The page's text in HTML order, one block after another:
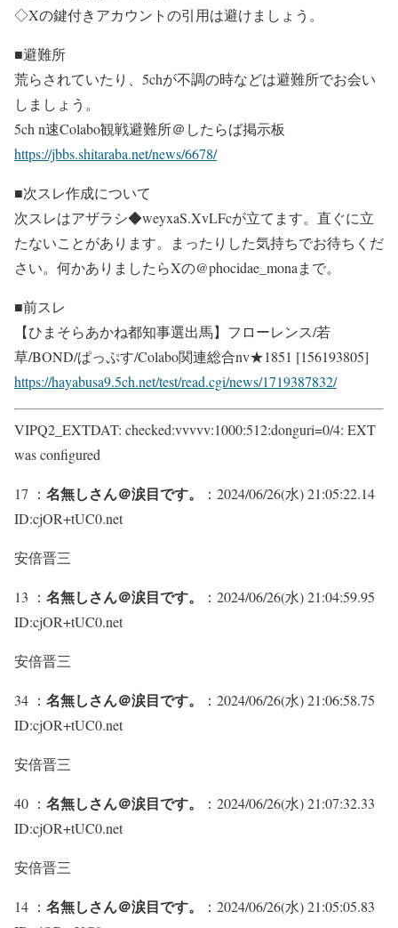
◇Xの鍵付きアカウントの引用は避けましょう。
■避難所
荒らされていたり、5chが不調の時などは避難所でお会い
しましょう。
5ch n速Colabo観戦避難所＠したらば掲示板
https://jbbs.shitaraba.net/news/6678/
■次スレ作成について
次スレはアザラシ◆weyxaS.XvLFcが立てます。直ぐに立
たないことがあります。まったりした気持ちでお待ちくだ
さい。何かありましたらXの@phocidae_monaまで。
■前スレ
【ひまそらあかね都知事選出馬】フローレンス/若
草/BOND/ぱっぷす/Colabo関連総合nv★1851 [156193805]
https://hayabusa9.5ch.net/test/read.cgi/news/1719387832/
VIPQ2_EXTDAT: checked:vvvvv:1000:512:donguri=0/4: EXT
was configured
17 ： 名無しさん＠涙目です。
：2024/06/26(水) 21:05:22.14
ID:cjOR+tUC0.net
安倍晋三
13 ： 名無しさん＠涙目です。
：2024/06/26(水) 21:04:59.95
ID:cjOR+tUC0.net
安倍晋三
34 ： 名無しさん＠涙目です。
：2024/06/26(水) 21:06:58.75
ID:cjOR+tUC0.net
安倍晋三
40 ： 名無しさん＠涙目です。
：2024/06/26(水) 21:07:32.33
ID:cjOR+tUC0.net
安倍晋三
14 ： 名無しさん＠涙目です。
：2024/06/26(水) 21:05:05.83